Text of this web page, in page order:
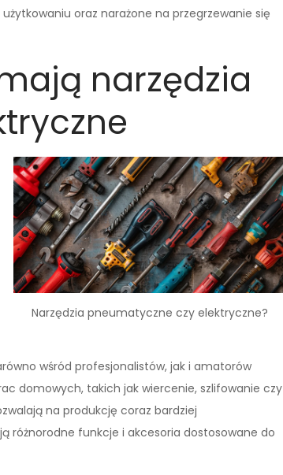
oraz narażone na przegrzewanie się
narzędzia
Narzędzia pneumatyczne czy elektryczne?
wśród profesjonalistów, jak i amatorów
domowych, takich jak wiercenie, szlifowanie czy
na produkcję coraz bardziej
różnorodne funkcje i akcesoria dostosowane do